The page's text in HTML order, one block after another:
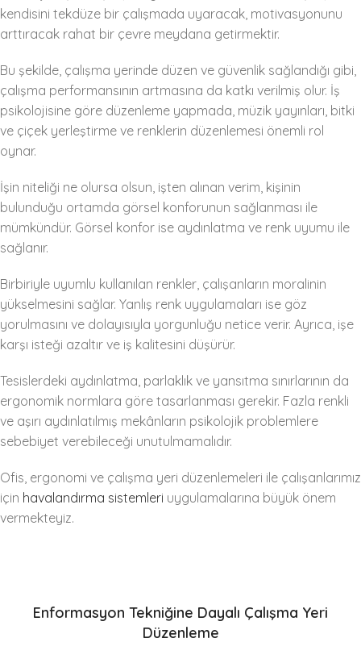
kendisini tekdüze bir çalışmada uyaracak, motivasyonunu
arttıracak rahat bir çevre meydana getirmektir.
Bu şekilde, çalışma yerinde düzen ve güvenlik sağlandığı gibi,
çalışma performansının artmasına da katkı verilmiş olur. İş
psikolojisine göre düzenleme yapmada, müzik yayınları, bitki
ve çiçek yerleştirme ve renklerin düzenlemesi önemli rol
oynar.
İşin niteliği ne olursa olsun, işten alınan verim, kişinin
bulunduğu ortamda görsel konforunun sağlanması ile
mümkündür. Görsel konfor ise aydınlatma ve renk uyumu ile
sağlanır.
Birbiriyle uyumlu kullanılan renkler, çalışanların moralinin
yükselmesini sağlar. Yanlış renk uygulamaları ise göz
yorulmasını ve dolayısıyla yorgunluğu netice verir. Ayrıca, işe
karşı isteği azaltır ve iş kalitesini düşürür.
Tesislerdeki aydınlatma, parlaklık ve yansıtma sınırlarının da
ergonomik normlara göre tasarlanması gerekir. Fazla renkli
ve aşırı aydınlatılmış mekânların psikolojik problemlere
sebebiyet verebileceği unutulmamalıdır.
Ofis, ergonomi ve çalışma yeri düzenlemeleri ile çalışanlarımız
için havalandırma sistemleri uygulamalarına büyük önem
vermekteyiz.
Enformasyon Tekniğine Dayalı Çalışma Yeri
Düzenleme